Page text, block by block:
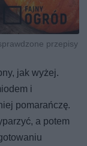
przepisy
jak wyżej.
i
pomarańczę.
a potem